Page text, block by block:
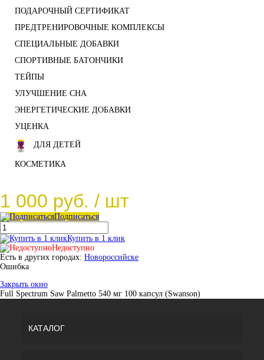
ПОДАРОЧНЫЙ СЕРТИФИКАТ
ПРЕДТРЕНИРОВОЧНЫЕ КОМПЛЕКСЫ
СПЕЦИАЛЬНЫЕ ДОБАВКИ
СПОРТИВНЫЕ БАТОНЧИКИ
ТЕЙПЫ
УЛУЧШЕНИЕ СНА
ЭНЕРГЕТИЧЕСКИЕ ДОБАВКИ
УЦЕНКА
ДЛЯ ДЕТЕЙ
КОСМЕТИКА
1 000 руб. / шт
Подписаться
Купить в 1 клик
Недоступно
Есть в других городах: Новороссийске
Ошибка
Закрыть окно
Full Spectrum Saw Palmetto 540 мг 100 капсул (Swanson)
КАТАЛОГ